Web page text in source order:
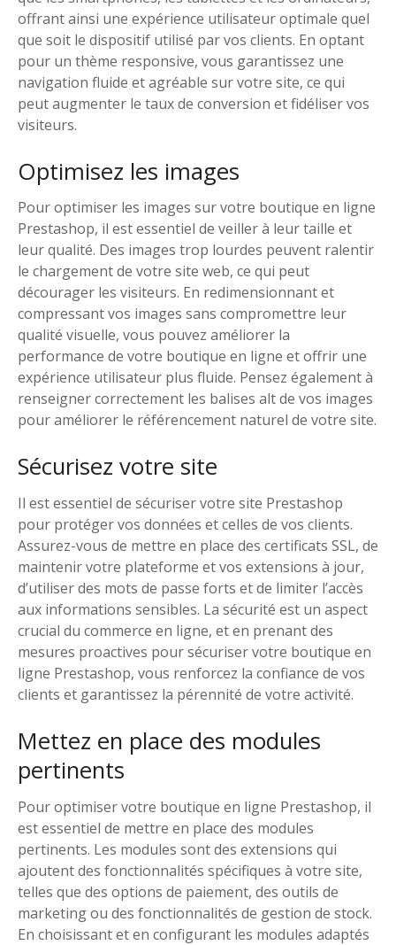
offrant ainsi une expérience utilisateur optimale quel
que soit le dispositif utilisé par vos clients. En optant
pour un thème responsive, vous garantissez une
navigation fluide et agréable sur votre site, ce qui
peut augmenter le taux de conversion et fidéliser vos
visiteurs.
Optimisez les images
Pour optimiser les images sur votre boutique en ligne
Prestashop, il est essentiel de veiller à leur taille et
leur qualité. Des images trop lourdes peuvent ralentir
le chargement de votre site web, ce qui peut
décourager les visiteurs. En redimensionnant et
compressant vos images sans compromettre leur
qualité visuelle, vous pouvez améliorer la
performance de votre boutique en ligne et offrir une
expérience utilisateur plus fluide. Pensez également à
renseigner correctement les balises alt de vos images
pour améliorer le référencement naturel de votre site.
Sécurisez votre site
Il est essentiel de sécuriser votre site Prestashop
pour protéger vos données et celles de vos clients.
Assurez-vous de mettre en place des certificats SSL, de
maintenir votre plateforme et vos extensions à jour,
d’utiliser des mots de passe forts et de limiter l’accès
aux informations sensibles. La sécurité est un aspect
crucial du commerce en ligne, et en prenant des
mesures proactives pour sécuriser votre boutique en
ligne Prestashop, vous renforcez la confiance de vos
clients et garantissez la pérennité de votre activité.
Mettez en place des modules
pertinents
Pour optimiser votre boutique en ligne Prestashop, il
est essentiel de mettre en place des modules
pertinents. Les modules sont des extensions qui
ajoutent des fonctionnalités spécifiques à votre site,
telles que des options de paiement, des outils de
marketing ou des fonctionnalités de gestion de stock.
En choisissant et en configurant les modules adaptés